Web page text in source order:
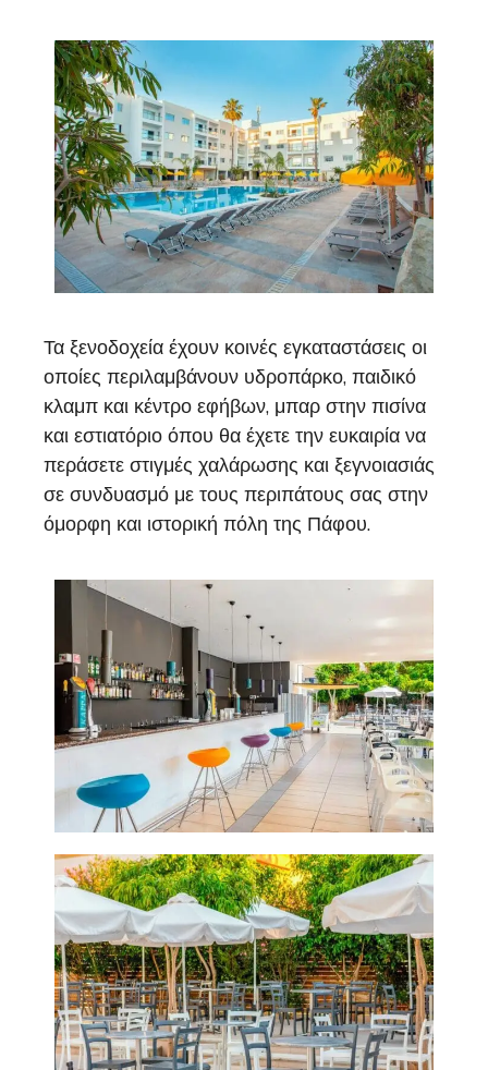
Τα ξενοδοχεία έχουν κοινές εγκαταστάσεις οι
οποίες περιλαμβάνουν υδροπάρκο, παιδικό
κλαμπ και κέντρο εφήβων, μπαρ στην πισίνα
και εστιατόριο όπου θα έχετε την ευκαιρία να
περάσετε στιγμές χαλάρωσης και ξεγνοιασιάς
σε συνδυασμό με τους περιπάτους σας στην
όμορφη και ιστορική πόλη της Πάφου.